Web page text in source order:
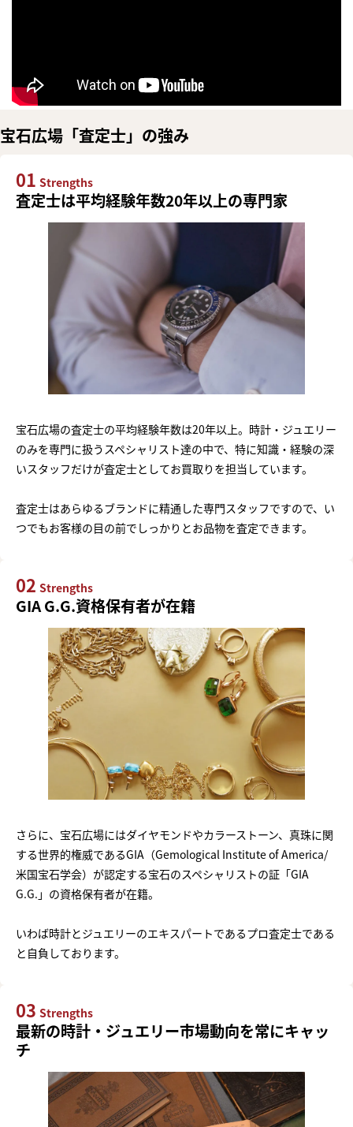
宝石広場「査定士」の強み
01 Strengths
査定士は平均経験年数20年以上の専門家
宝石広場の査定士の平均経験年数は20年以上。時計・ジュエリー
のみを専門に扱うスペシャリスト達の中で、特に知識・経験の深
いスタッフだけが査定士としてお買取りを担当しています。
査定士はあらゆるブランドに精通した専門スタッフですので、い
つでもお客様の目の前でしっかりとお品物を査定できます。
02 Strengths
GIA G.G.資格保有者が在籍
さらに、宝石広場にはダイヤモンドやカラーストーン、真珠に関
する世界的権威であるGIA（Gemological Institute of America/
米国宝石学会）が認定する宝石のスペシャリストの証「GIA
G.G.」の資格保有者が在籍。
いわば時計とジュエリーのエキスパートであるプロ査定士である
と自負しております。
03 Strengths
最新の時計・ジュエリー市場動向を常にキャッ
チ